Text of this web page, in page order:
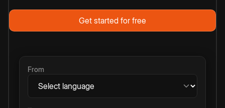
Get started for free
From